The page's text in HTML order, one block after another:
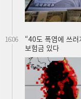
보험금 있다